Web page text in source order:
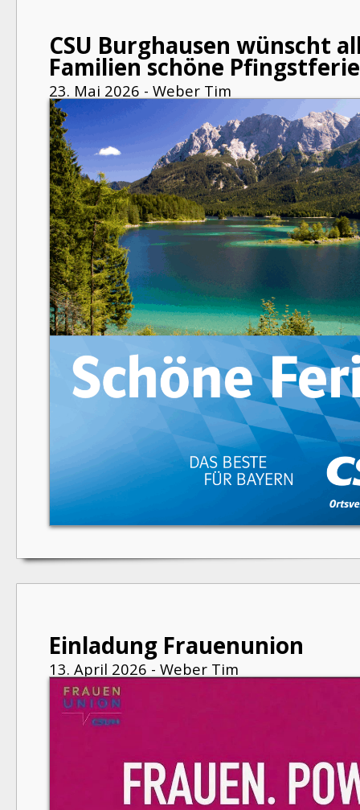
CSU Burghausen wünscht
Familien schöne
23. Mai 2026 - Weber Tim
Einladung Frauenunion
13. April 2026 - Weber Tim